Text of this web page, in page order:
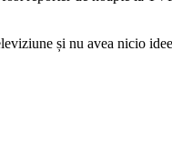
și nu avea nicio